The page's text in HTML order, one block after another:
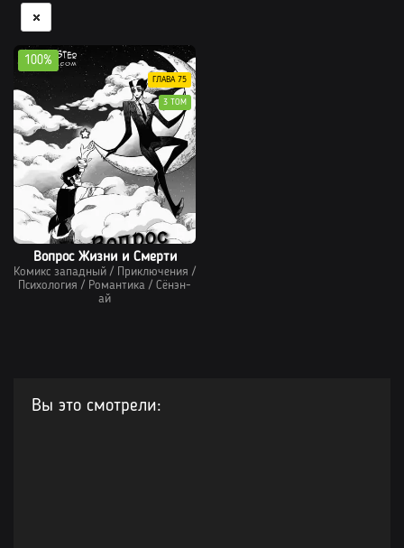
Вопрос Жизни и Смерти
Комикс западный / Приключения /
Психология / Романтика / Сёнэн-
ай
100%
ГЛАВА 75
3 ТОМ
Вы это смотрели: